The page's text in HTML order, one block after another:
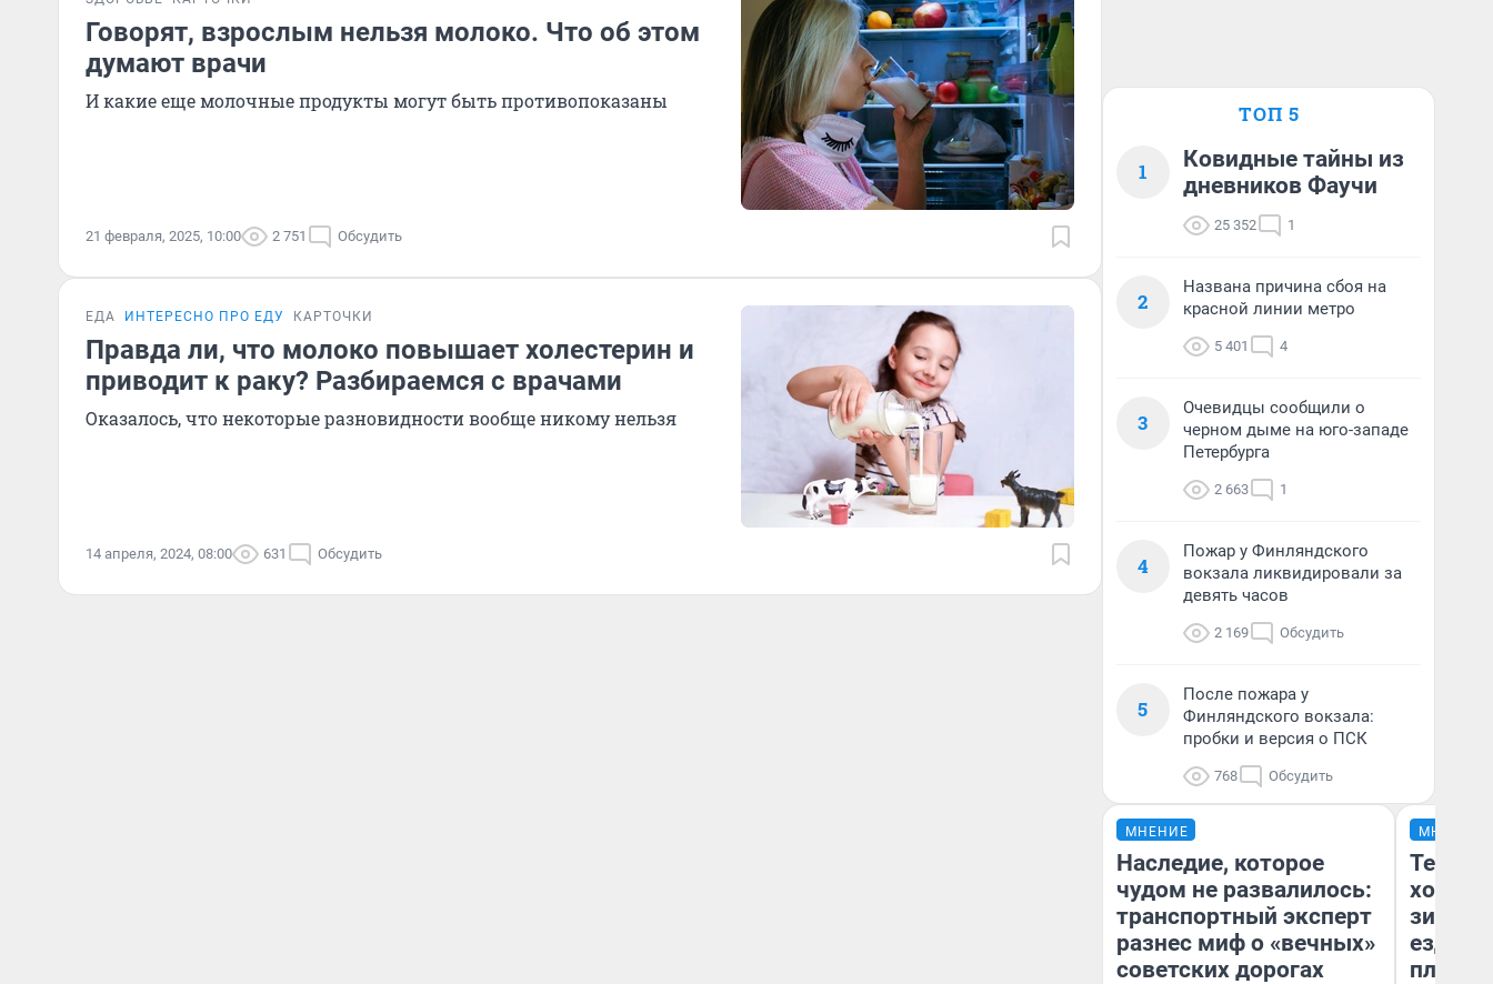
Говорят, взрослым нельзя молоко. Что об этом
думают врачи
И какие еще молочные продукты могут быть противопоказаны
21 февраля, 2025, 10:00 2 751 Обсудить
ЕДА ИНТЕРЕСНО ПРО ЕДУ КАРТОЧКИ
Правда ли, что молоко повышает холестерин и
приводит к раку? Разбираемся с врачами
Оказалось, что некоторые разновидности вообще никому нельзя
14 апреля, 2024, 08:00 631 Обсудить
ТОП 5
1
Ковидные тайны из
дневников Фаучи
25 352 1
2
Названа причина сбоя на
красной линии метро
5 401 4
3
Очевидцы сообщили о
черном дыме на юго-западе
Петербурга
2 663 1
4
Пожар у Финляндского
вокзала ликвидировали за
девять часов
2 169 Обсудить
5
После пожара у
Финляндского вокзала:
пробки и версия о ПСК
768 Обсудить
МНЕНИЕ
Наследие, которое
чудом не развалилось:
транспортный эксперт
разнес миф о «вечных»
советских дорогах
МНЕНИЕ
Тепло
зимой.
ездит
плюсы